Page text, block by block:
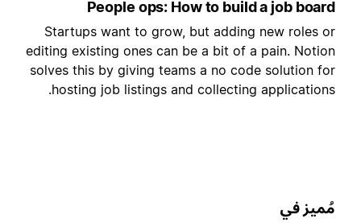
People ops: How to build a job
Startups want to grow, but adding new roles
editing existing ones can be a bit of a pain.
solves this by giving teams a no code solution
hosting job listings and collecting
في